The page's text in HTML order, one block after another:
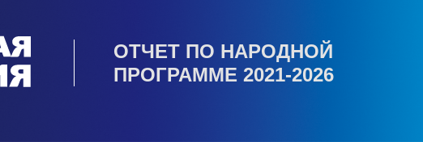
ОТЧЕТ ПО НАРОДНОЙ
ПРОГРАММЕ 2021-2026